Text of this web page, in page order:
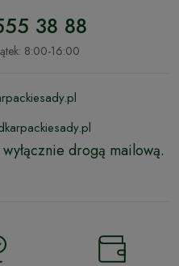
38 88
8:00-16:00
drogą mailową.